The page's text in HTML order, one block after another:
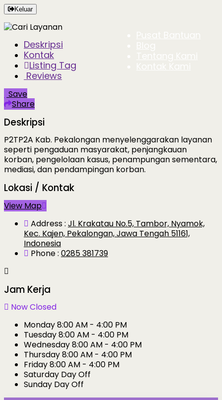
Keluar
Deskripsi
Kontak
Listing Tag
Reviews
Save
Share
Deskripsi
P2TP2A Kab. Pekalongan menyelenggarakan layanan
seperti pengaduan masyarakat, penjangkauan
korban, pengelolaan kasus, penampungan sementara,
mediasi, dan pendampingan korban.
Lokasi / Kontak
View Map
Address : Jl. Krakatau No.5, Tambor, Nyamok,
Kec. Kajen, Pekalongan, Jawa Tengah 51161,
Indonesia
Phone : 0285 381739
Jam Kerja
Now Closed
Monday8:00 AM - 4:00 PM
Tuesday8:00 AM - 4:00 PM
Wednesday8:00 AM - 4:00 PM
Thursday8:00 AM - 4:00 PM
Friday8:00 AM - 4:00 PM
Saturday Day Off
Sunday Day Off